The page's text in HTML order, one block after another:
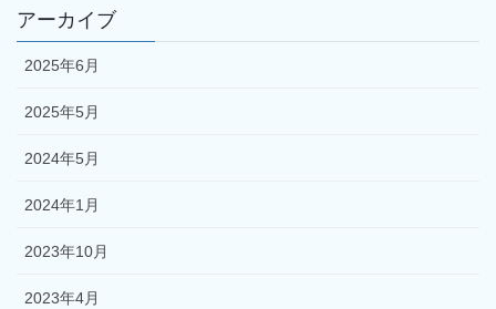
アーカイブ
2025年6月
2025年5月
2024年5月
2024年1月
2023年10月
2023年4月